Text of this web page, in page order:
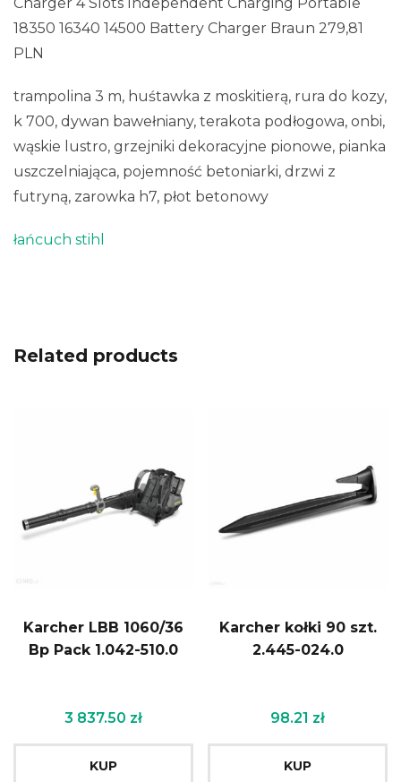
Charger 4 Slots Independent Charging Portable
18350 16340 14500 Battery Charger Braun 279,81
PLN
trampolina 3 m, huśtawka z moskitierą, rura do kozy,
k 700, dywan bawełniany, terakota podłogowa, onbi,
wąskie lustro, grzejniki dekoracyjne pionowe, pianka
uszczelniająca, pojemność betoniarki, drzwi z
futryną, zarowka h7, płot betonowy
łańcuch stihl
Related products
Karcher LBB 1060/36
Bp Pack 1.042-510.0
3 837.50 zł
KUP
Karcher kołki 90 szt.
2.445-024.0
98.21 zł
KUP